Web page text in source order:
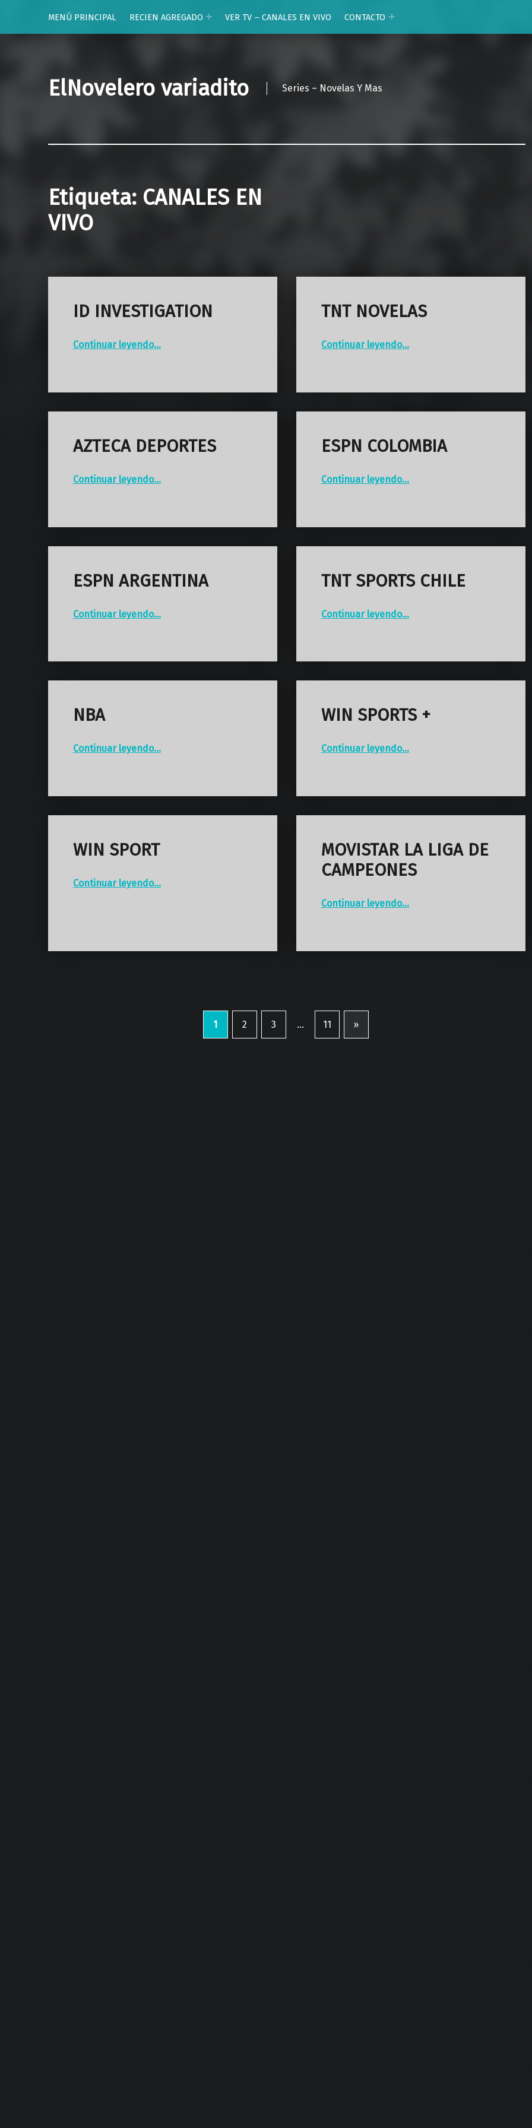
MENÚ PRINCIPAL
RECIEN AGREGADO VER TV – CANALES EN VIVO CONTACTO
ElNovelero variadito Series – Novelas Y Mas
Etiqueta: CANALES EN
VIVO
ID INVESTIGATION
Continuar leyendo…
TNT NOVELAS
Continuar leyendo…
AZTECA DEPORTES
Continuar leyendo…
ESPN COLOMBIA
Continuar leyendo…
ESPN ARGENTINA
Continuar leyendo…
TNT SPORTS CHILE
Continuar leyendo…
NBA
Continuar leyendo…
WIN SPORTS +
Continuar leyendo…
WIN SPORT
Continuar leyendo…
MOVISTAR LA LIGA DE
CAMPEONES
Continuar leyendo…
1 2 3 … 11 Página siguiente
»